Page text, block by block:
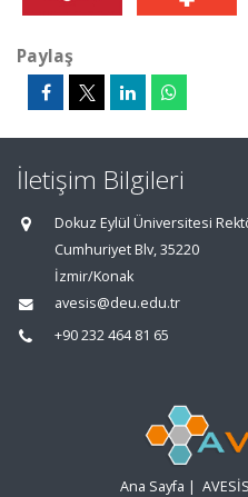
Paylaş
İletişim Bilgileri
Dokuz Eylül Üniversitesi
Cumhuriyet Blv, 35220
İzmir/Konak
avesis@deu.edu.tr
+90 232 464 81 65
Ana Sayfa |